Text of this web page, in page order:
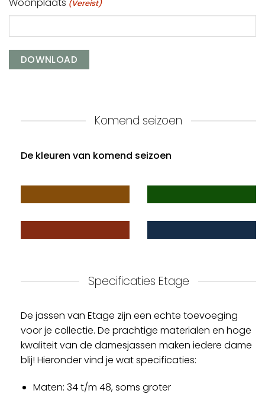
(Vereist)
Komend seizoen
De kleuren van komend seizoen
Specificaties Etage
De jassen van Etage zijn een echte toevoeging
voor je collectie. De prachtige materialen en hoge
kwaliteit van de damesjassen maken iedere dame
blij! Hieronder vind je wat specificaties:
Maten: 34 t/m 48, soms groter